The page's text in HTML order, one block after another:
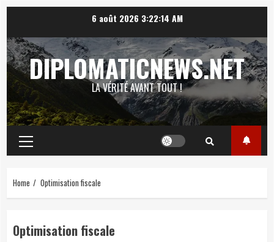
content
6 août 2026 3:22:15 AM
DIPLOMATICNEWS.NET
LA VÉRITÉ AVANT TOUT !
Primary
Menu
Home Optimisation fiscale
Optimisation fiscale